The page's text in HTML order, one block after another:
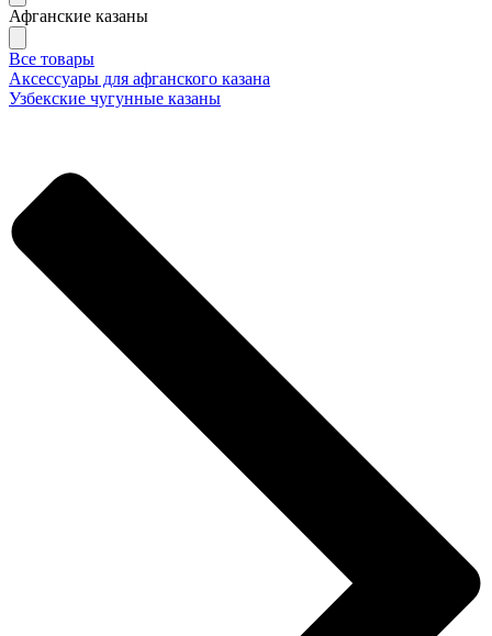
Афганские казаны
Все товары
Аксессуары для афганского казана
Узбекские чугунные казаны